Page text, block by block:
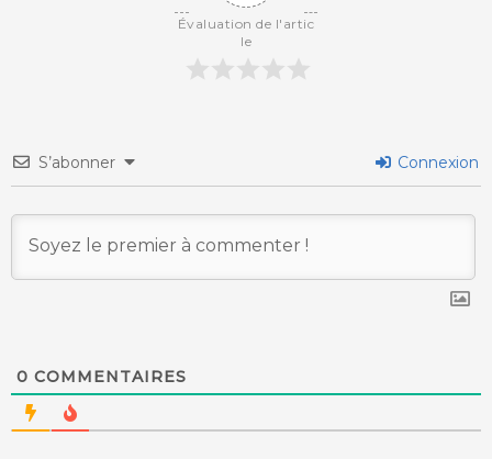
Évaluation de l'artic
le
S’abonner Connexion
0 COMMENTAIRES